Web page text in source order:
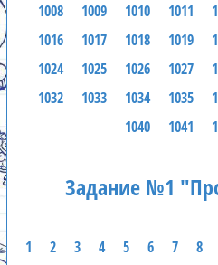
1008
1009 1010 1011
1016
1017 1018 1019
1024
1025 1026 1027
1032
1033 1034 1035
1040
1041
Задание №1
1 2 3 4 5 6 7 8